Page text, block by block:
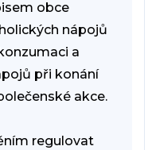
obce
nápojů
a
při konání
akce.
regulovat